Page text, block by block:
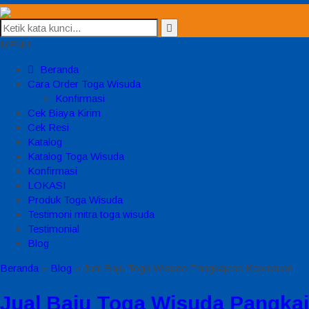
MENU
Beranda
Cara Order Toga Wisuda
Konfirmasi
Cek Biaya Kirim
Cek Resi
Katalog
Katalog Toga Wisuda
Konfirmasi
LOKASI
Produk Toga Wisuda
Testimoni mitra toga wisuda
Testimonial
Blog
Beranda » Blog » Jual Baju Toga Wisuda Pangkajene Kepulauan
Jual Baju Toga Wisuda